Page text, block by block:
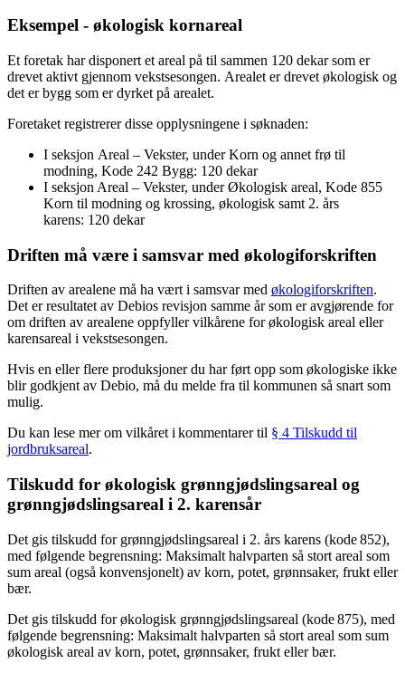
Eksempel - økologisk kornareal
Et foretak har disponert et areal på til sammen 120 dekar som er
drevet aktivt gjennom vekstsesongen. Arealet er drevet økologisk og
det er bygg som er dyrket på arealet.
Foretaket registrerer disse opplysningene i søknaden:
I seksjon Areal – Vekster, under Korn og annet frø til
modning, Kode 242 Bygg: 120 dekar
I seksjon Areal – Vekster, under Økologisk areal, Kode 855
Korn til modning og krossing, økologisk samt 2. års
karens: 120 dekar
Driften må være i samsvar med økologiforskriften
Driften av arealene må ha vært i samsvar med økologiforskriften.
Det er resultatet av Debios revisjon samme år som er avgjørende for
om driften av arealene oppfyller vilkårene for økologisk areal eller
karensareal i vekstsesongen.
Hvis en eller flere produksjoner du har ført opp som økologiske ikke
blir godkjent av Debio, må du melde fra til kommunen så snart som
mulig.
Du kan lese mer om vilkåret i kommentarer til § 4 Tilskudd til
jordbruksareal.
Tilskudd for økologisk grønngjødslingsareal og
grønngjødslingsareal i 2. karensår
Det gis tilskudd for grønngjødslingsareal i 2. års karens (kode 852),
med følgende begrensning: Maksimalt halvparten så stort areal som
sum areal (også konvensjonelt) av korn, potet, grønnsaker, frukt eller
bær.
Det gis tilskudd for økologisk grønngjødslingsareal (kode 875), med
følgende begrensning: Maksimalt halvparten så stort areal som sum
økologisk areal av korn, potet, grønnsaker, frukt eller bær.